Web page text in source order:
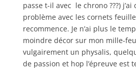
passe t-il avec le chrono ???)
problème avec les cornets
recommence. Je n’ai plus le
moindre décor sur mon mille-
vulgairement un physalis,
de passion et hop l’épreuve est